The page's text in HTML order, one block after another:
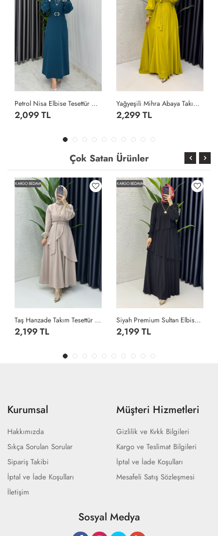
Petrol Nisa Elbise Tesettür Giyim Petrol Yeşili
2,099 TL
Yağyeşili Mihra Abaya Takım Tesettür Giyim Yağ Yeşili
2,299 TL
Çok Satan Ürünler
KARGO BEDAVA
Taş Hanzade Takım Tesettür Giyim Taş Rengi
2,199 TL
KARGO BEDAVA
Siyah Premium Sultan Elbise Tesettür Giyim Siyah
2,199 TL
Kurumsal
Hakkımızda
Sıkça Sorulan Sorular
Sipariş Takibi
İptal ve İade Koşulları
İletişim
Müşteri Hizmetleri
Gizlilik ve Kvkk Bilgileri
Kargo ve Teslimat Bilgileri
İptal ve İade Koşulları
Mesafeli Satış Sözleşmesi
Sosyal Medya